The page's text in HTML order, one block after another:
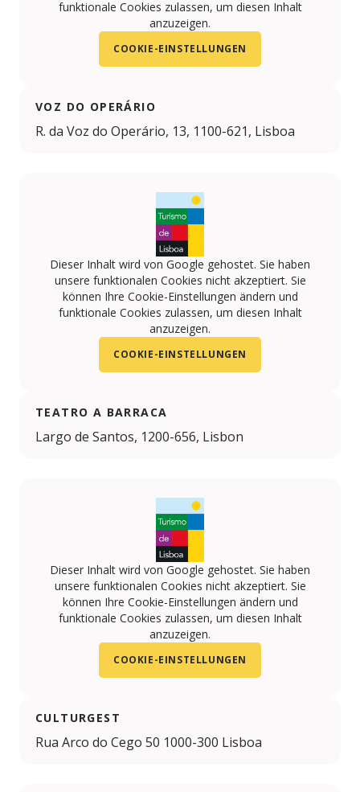
funktionale Cookies zulassen, um diesen Inhalt
anzuzeigen.
COOKIE-EINSTELLUNGEN
VOZ DO OPERÁRIO
R. da Voz do Operário, 13, 1100-621, Lisboa
Dieser Inhalt wird von Google gehostet. Sie haben
unsere funktionalen Cookies nicht akzeptiert. Sie
können Ihre Cookie-Einstellungen ändern und
funktionale Cookies zulassen, um diesen Inhalt
anzuzeigen.
COOKIE-EINSTELLUNGEN
TEATRO A BARRACA
Largo de Santos, 1200-656, Lisbon
Dieser Inhalt wird von Google gehostet. Sie haben
unsere funktionalen Cookies nicht akzeptiert. Sie
können Ihre Cookie-Einstellungen ändern und
funktionale Cookies zulassen, um diesen Inhalt
anzuzeigen.
COOKIE-EINSTELLUNGEN
CULTURGEST
Rua Arco do Cego 50 1000-300 Lisboa